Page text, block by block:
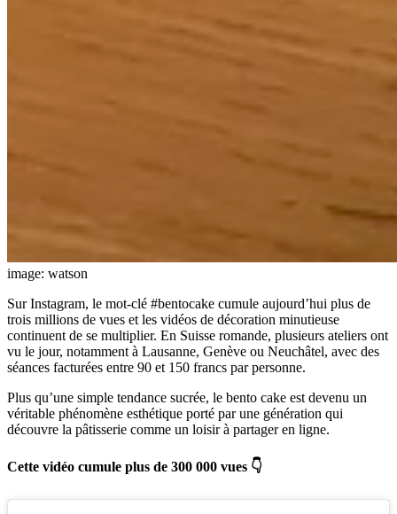
image: watson
Sur Instagram, le mot-clé #bentocake cumule aujourd’hui plus de
trois millions de vues et les vidéos de décoration minutieuse
continuent de se multiplier. En Suisse romande, plusieurs ateliers ont
vu le jour, notamment à Lausanne, Genève ou Neuchâtel, avec des
séances facturées entre 90 et 150 francs par personne.
Plus qu’une simple tendance sucrée, le bento cake est devenu un
véritable phénomène esthétique porté par une génération qui
découvre la pâtisserie comme un loisir à partager en ligne.
Cette vidéo cumule plus de 300 000 vues 👇